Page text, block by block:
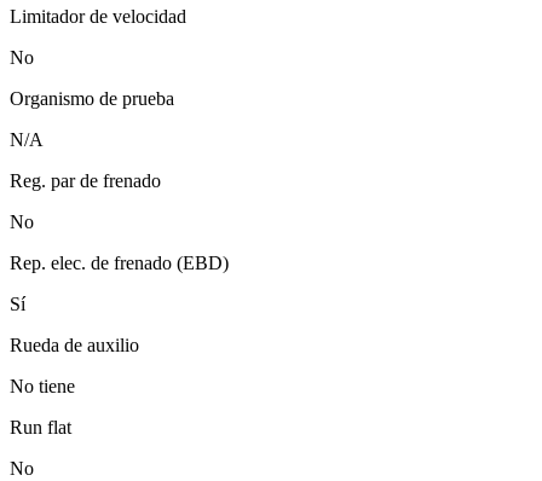
Limitador de velocidad
No
Organismo de prueba
N/A
Reg. par de frenado
No
Rep. elec. de frenado (EBD)
Sí
Rueda de auxilio
No tiene
Run flat
No